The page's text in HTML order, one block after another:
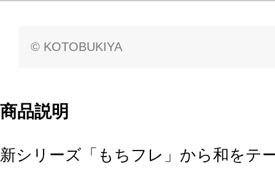
© KOTOBUKIYA
商品説明
新シリーズ「もちフレ」から和をテ